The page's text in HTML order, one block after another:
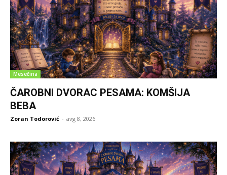
Mesečina
ČAROBNI DVORAC PESAMA: KOMŠIJA
BEBA
Zoran Todorović - avg 8, 2026